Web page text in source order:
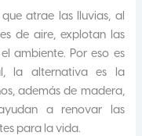
atrae las lluvias, al
de aire, explotan las
ambiente. Por eso es
la alternativa es la
además de madera,
a renovar las
para la vida.